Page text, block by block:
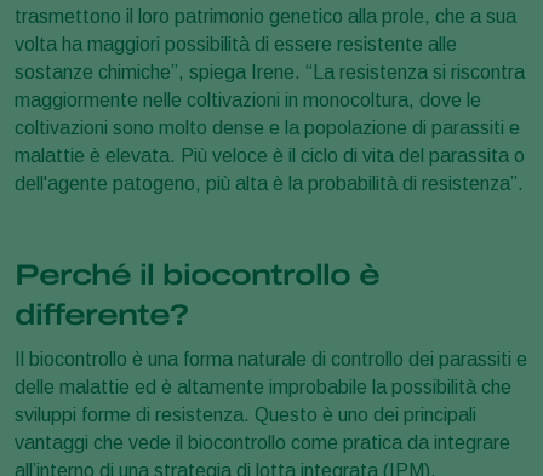
trasmettono il loro patrimonio genetico alla prole, che a sua
volta ha maggiori possibilità di essere resistente alle
sostanze chimiche”, spiega Irene. “La resistenza si riscontra
maggiormente nelle coltivazioni in monocoltura, dove le
coltivazioni sono molto dense e la popolazione di parassiti e
malattie è elevata. Più veloce è il ciclo di vita del parassita o
dell'agente patogeno, più alta è la probabilità di resistenza”.
Perché il biocontrollo è
differente?
Il biocontrollo è una forma naturale di controllo dei parassiti e
delle malattie ed è altamente improbabile la possibilità che
sviluppi forme di resistenza. Questo è uno dei principali
vantaggi che vede il biocontrollo come pratica da integrare
all’interno di una strategia di lotta integrata (IPM).